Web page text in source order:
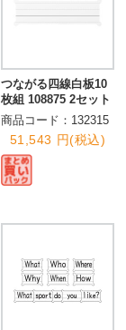
つながる四線白板10
枚組 108875 2セット
商品コード：132315
51,543 円(税込)